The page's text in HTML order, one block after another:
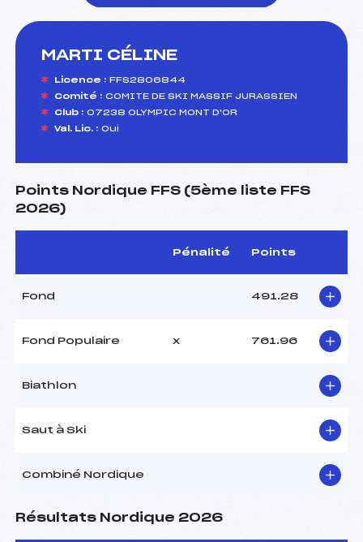
MARTI CÉLINE
Licence : FFS2806844
Comité : COMITE DE SKI MASSIF JURASSIEN
Club : 07238 OLYMPIC MONT D'OR
Val. Lic. : Oui
Points Nordique FFS (5ème liste FFS
2026)
Pénalité Points
Fond 491.28
Fond Populaire x 761.96
Biathlon
Saut à Ski
Combiné Nordique
Résultats Nordique 2026